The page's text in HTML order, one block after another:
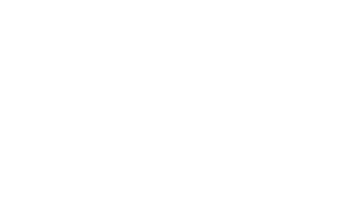
本指南将为您介绍在纽约市租赁IP服务